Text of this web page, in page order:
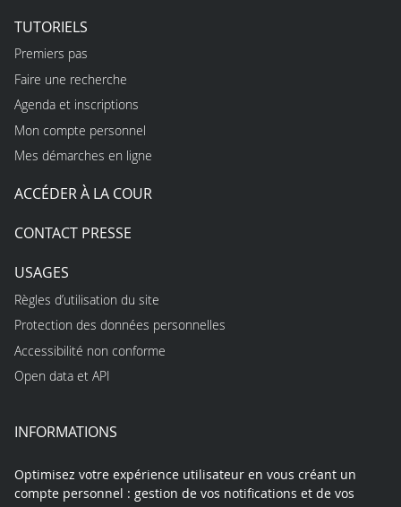
TUTORIELS
Premiers pas
Faire une recherche
Agenda et inscriptions
Mon compte personnel
Mes démarches en ligne
ACCÉDER À LA COUR
CONTACT PRESSE
USAGES
Règles d’utilisation du site
Protection des données personnelles
Accessibilité non conforme
Open data et API
INFORMATIONS
Optimisez votre expérience utilisateur en vous créant un
compte personnel : gestion de vos notifications et de vos